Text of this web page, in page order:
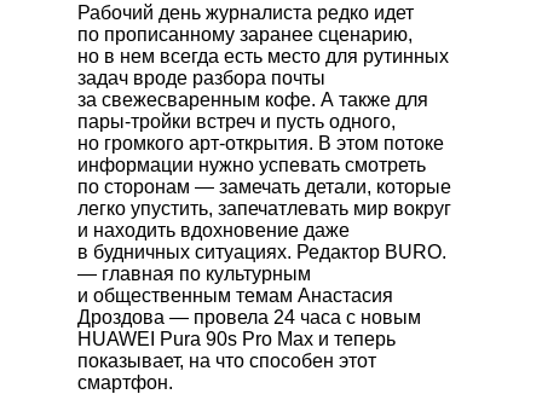
Рабочий день журналиста редко идет
по прописанному заранее сценарию,
но в нем всегда есть место для рутинных
задач вроде разбора почты
за свежесваренным кофе. А также для
пары-тройки встреч и пусть одного,
но громкого арт-открытия. В этом потоке
информации нужно успевать смотреть
по сторонам — замечать детали, которые
легко упустить, запечатлевать мир вокруг
и находить вдохновение даже
в будничных ситуациях. Редактор BURO.
— главная по культурным
и общественным темам Анастасия
Дроздова — провела 24 часа с новым
HUAWEI Pura 90s Pro Max и теперь
показывает, на что способен этот
смартфон.